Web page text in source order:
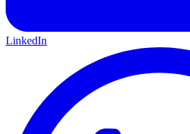
LinkedIn